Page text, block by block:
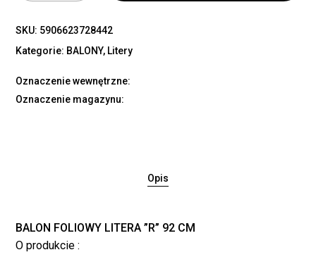
SKU: 5906623728442
Kategorie: BALONY, Litery
Oznaczenie wewnętrzne:
Oznaczenie magazynu:
Opis
BALON FOLIOWY LITERA ”R” 92 CM
O produkcie :